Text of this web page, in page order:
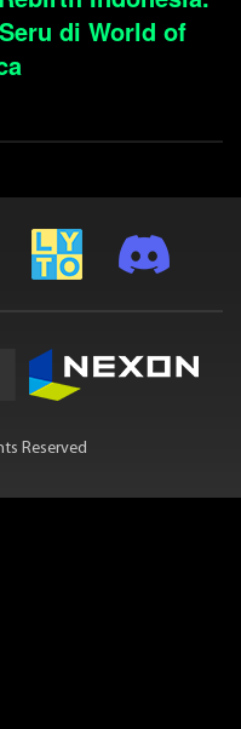
di World of
Reserved